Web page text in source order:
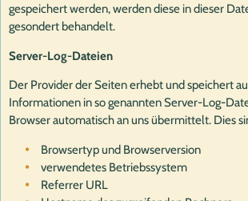
gespeichert werden, werden diese in dieser
gesondert behandelt.
Server-Log-Dateien
Der Provider der Seiten erhebt und speichert
Informationen in so genannten Server-Log-
Browser automatisch an uns übermittelt. Dies
Browsertyp und Browserversion
verwendetes Betriebssystem
Referrer URL